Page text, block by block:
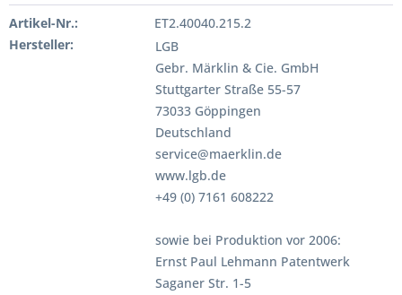
Artikel-Nr.:
ET2.40040.215.2
Hersteller:
LGB
Gebr. Märklin & Cie. GmbH
Stuttgarter Straße 55-57
73033 Göppingen
Deutschland
service@maerklin.de
www.lgb.de
+49 (0) 7161 608222
sowie bei Produktion vor 2006:
Ernst Paul Lehmann Patentwerk
Saganer Str. 1-5